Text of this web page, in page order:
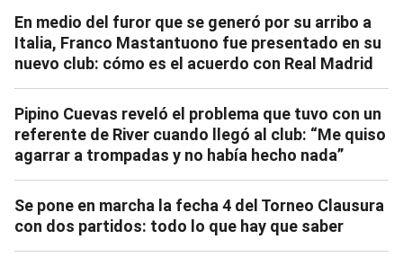
En medio del furor que se generó por su arribo a
Italia, Franco Mastantuono fue presentado en su
nuevo club: cómo es el acuerdo con Real Madrid
Pipino Cuevas reveló el problema que tuvo con un
referente de River cuando llegó al club: “Me quiso
agarrar a trompadas y no había hecho nada”
Se pone en marcha la fecha 4 del Torneo Clausura
con dos partidos: todo lo que hay que saber